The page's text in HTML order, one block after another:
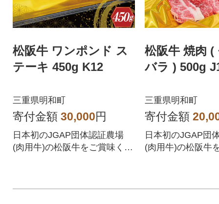
松阪牛 ワンポンド ス
テーキ 450g K12
三重県明和町
寄付金額 30,000円
日本初のJGAP団体認証農場
(肉用牛)の松阪牛をご賞味くだ
松阪牛 焼肉 (
バラ ) 500g
三重県明和町
寄付金額
日本初のJGAP団
(肉用牛)の松阪牛